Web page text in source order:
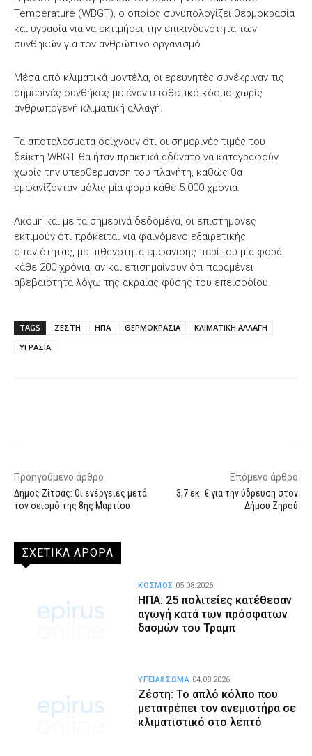
Temperature (WBGT), ο οποίος συνυπολογίζει θερμοκρασία
και υγρασία για να εκτιμήσει την επικινδυνότητα των
συνθηκών για τον ανθρώπινο οργανισμό.
Μέσα από κλιματικά μοντέλα, οι ερευνητές συνέκριναν τις
σημερινές συνθήκες με έναν υποθετικό κόσμο χωρίς
ανθρωπογενή κλιματική αλλαγή.
Τα αποτελέσματα δείχνουν ότι οι σημερινές τιμές του
δείκτη WBGT θα ήταν πρακτικά αδύνατο να καταγραφούν
χωρίς την υπερθέρμανση του πλανήτη, καθώς θα
εμφανίζονταν μόλις μία φορά κάθε 5.000 χρόνια.
Ακόμη και με τα σημερινά δεδομένα, οι επιστήμονες
εκτιμούν ότι πρόκειται για φαινόμενο εξαιρετικής
σπανιότητας, με πιθανότητα εμφάνισης περίπου μία φορά
κάθε 200 χρόνια, αν και επισημαίνουν ότι παραμένει
αβεβαιότητα λόγω της ακραίας φύσης του επεισοδίου.
TAGS ΖΕΣΤΗ ΗΠΑ ΘΕΡΜΟΚΡΑΣΙΑ
ΚΛΙΜΑΤΙΚΗ ΑΛΛΑΓΗ
ΥΓΡΑΣΙΑ
Προηγούμενο άρθρο
Δήμος Ζίτσας: Οι ενέργειες μετά
τον σεισμό της 8ης Μαρτίου
Επόμενο άρθρο
3,7 εκ. € για την ύδρευση στον
Δήμου Ζηρού
ΣΧΕΤΙΚΑ ΑΡΘΡΑ
ΗΠΑ: 25 πολιτείες κατέθεσαν
αγωγή κατά των πρόσφατων
δασμών του Τραμπ
ΚΟΣΜΟΣ 05.08.2026
Ζέστη: Το απλό κόλπο που
μετατρέπει τον ανεμιστήρα σε
κλιματιστικό στο λεπτό
ΥΓΕΙΑ&ΣΩΜΑ 04.08.2026